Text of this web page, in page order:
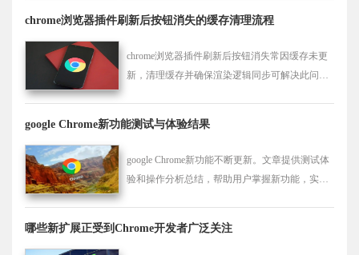
chrome浏览器插件刷新后按钮消失的缓存清理流程
chrome浏览器插件刷新后按钮消失常因缓存未更
新，清理缓存并确保渲染逻辑同步可解决此问
google Chrome新功能测试与体验结果
google Chrome新功能不断更新。文章提供测试体
验和操作分析总结，帮助用户掌握新功能，实现
哪些新扩展正受到Chrome开发者广泛关注